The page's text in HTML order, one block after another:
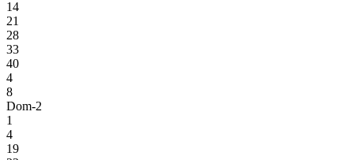
14
21
28
33
40
4
8
Dom-2
1
4
19